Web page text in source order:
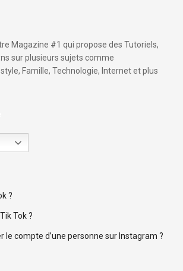
Magazine #1 qui propose des Tutoriels,
sur plusieurs sujets comme
Famille, Technologie, Internet et plus
?
Tok ?
le compte d’une personne sur Instagram ?